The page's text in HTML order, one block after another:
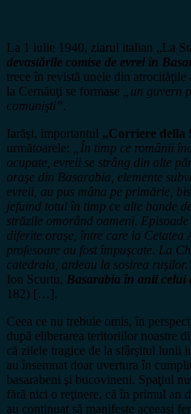
La 1 iulie 1940, ziarul italian „La
devastările comise de evrei în
trece în revistă unele din
la Cernăuţi se formase
„un guvern
comunişti”.
Iarăşi, importantul „Corriere della
următoarele:
„În timp ce românii
ocupate, evreii se strâng din alte
oraşe din Basarabia, elemente
evreii, au pus mâna pe primărie,
jefuind totul în timp ce alte bande
străzile omorând oameni.
diferite oraşe, între care la Cetatea
profesoare au fost împuşcate. La
catedrala, ardeau la sosirea
Ion Scurtu, Basarabia în anii celui
182) […].
Ceea ce nu trebuie omis, în
după eliberarea teritoriilor noastre
că zilele tragice de la sfârşitul lunii
au însemnat doar uvertura în
basarabeni şi bucovineni. Spaţiul
fără nici o reţinere, că în primul an
au continuat să manifeste aceeaşi